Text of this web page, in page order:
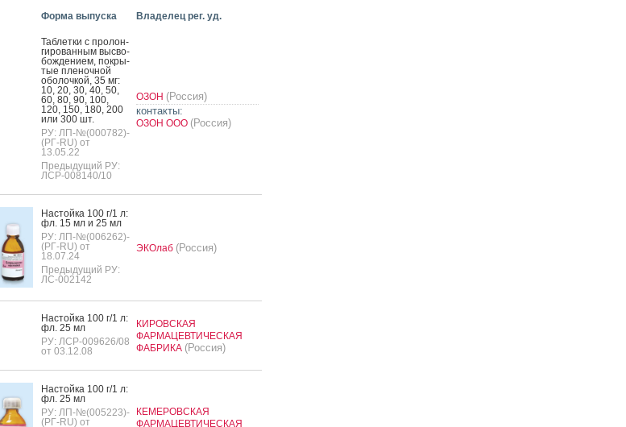
Форма выпуска Владелец рег. уд.
Таб­летки с про­лон­
ги­рован­ным выс­во­
бож­де­ни­ем, пок­ры­
тые пле­ноч­ной
обо­лоч­кой, 35 мг:
10, 20, 30, 40, 50,
60, 80, 90, 100,
120, 150, 180, 200
или 300 шт.
РУ: ЛП-№(000782)-
(РГ-RU) от
13.05.22
Предыдущий РУ:
ЛСР-008140/10
ОЗОН (Россия)
контакты:
ОЗОН ООО (Россия)
Нас­той­ка 100 г/1 л:
фл. 15 мл и 25 мл
РУ: ЛП-№(006262)-
(РГ-RU) от
18.07.24
Предыдущий РУ:
ЛС-002142
ЭКОлаб (Россия)
Нас­той­ка 100 г/1 л:
фл. 25 мл
РУ: ЛСР-009626/08
от 03.12.08
КИРОВСКАЯ
ФАРМАЦЕВТИЧЕСКАЯ
ФАБРИКА (Россия)
Нас­той­ка 100 г/1 л:
фл. 25 мл
РУ: ЛП-№(005223)-
(РГ-RU) от
КЕМЕРОВСКАЯ
ФАРМАЦЕВТИЧЕСКАЯ